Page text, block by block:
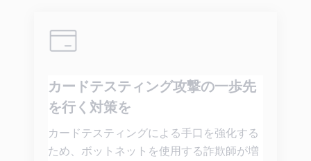
カードテスティング攻撃の一歩先
を行く対策を
カードテスティングによる手口を強化する
ため、ボットネットを使用する詐欺師が増